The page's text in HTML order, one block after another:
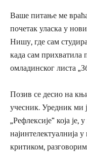
Ваше питање ме
почетак уласка у
Нишу, где сам
када сам прихватила
омладинског листа
Позив се десио на
учесник. Уредник ми
„Рефлексије“ која
најинтелектуалнија
критиком,